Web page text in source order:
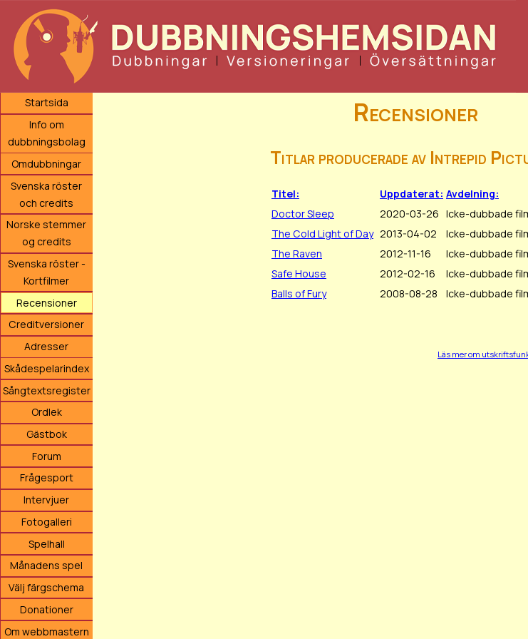
Startsida
Info om
dubbningsbolag
Omdubbningar
Svenska röster
och credits
Norske stemmer
og credits
Svenska röster -
Kortfilmer
Recensioner
Creditversioner
Adresser
Skådespelarindex
Sångtextsregister
Ordlek
Gästbok
Forum
Frågesport
Intervjuer
Fotogalleri
Spelhall
Månadens spel
Välj färgschema
Donationer
Om webbmastern
Recensioner
Titlar producerade av Intrepid
Titel: Uppdaterat: Avdelning:
Doctor Sleep
2020-03-26 Icke-dubbade
The Cold Light of Day 2013-04-02
Icke-dubbade
The Raven
2012-11-16
Icke-dubbade
Safe House
2012-02-16
Icke-dubbade
Balls of Fury
2008-08-28 Icke-dubbade
Läs mer om